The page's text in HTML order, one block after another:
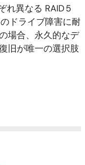
れ異なる RAID 5
ドライブ障害に耐
場合、永久的なデ
旧が唯一の選択肢